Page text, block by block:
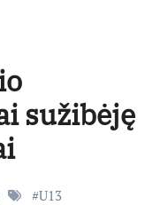
sužibėję
#U13